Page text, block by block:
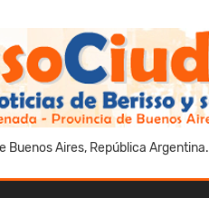
Buenos Aires, República Argentina.